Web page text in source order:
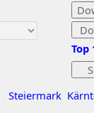
Steiermark
Top